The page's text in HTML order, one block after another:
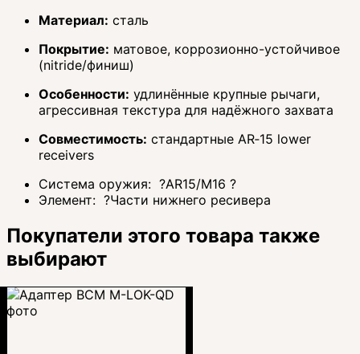
Материал: сталь
Покрытие: матовое, коррозионно-устойчивое
(nitride/финиш)
Особенности: удлинённые крупные рычаги,
агрессивная текстура для надёжного захвата
Совместимость: стандартные AR‑15 lower
receivers
Система оружия: ?AR15/M16 ?
Элемент: ?Части нижнего ресивера
Покупатели этого товара также
выбирают